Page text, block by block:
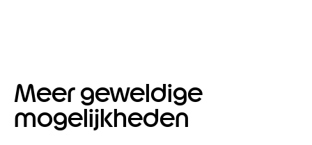
Meer geweldige
mogelijkheden